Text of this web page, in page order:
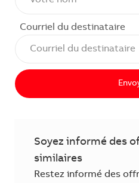
Courriel du destinataire
Soyez informé des
similaires
Restez informé des